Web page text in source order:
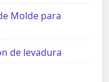
Molde para
de levadura